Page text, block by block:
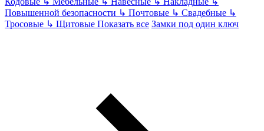
Повышенной безопасности ↳ Почтовые ↳ Свадебные ↳
Тросовые ↳ Щитовые Показать все Замки под один ключ